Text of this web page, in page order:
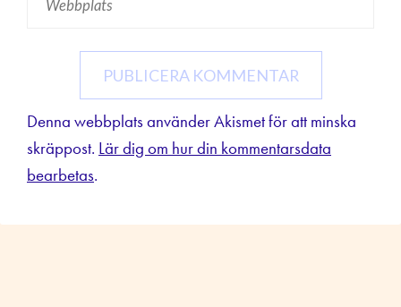
Denna webbplats använder Akismet för att minska
skräppost. Lär dig om hur din kommentarsdata
bearbetas.